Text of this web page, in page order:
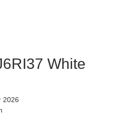
White
2026